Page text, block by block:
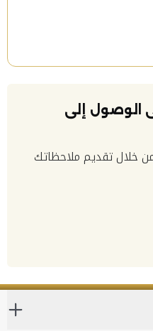
الوصول إلى
خلال تقديم ملاحظاتك